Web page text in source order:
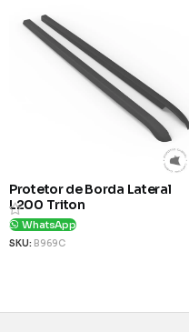
Protetor de Borda Lateral
L200 Triton
WhatsApp
SKU: B969C